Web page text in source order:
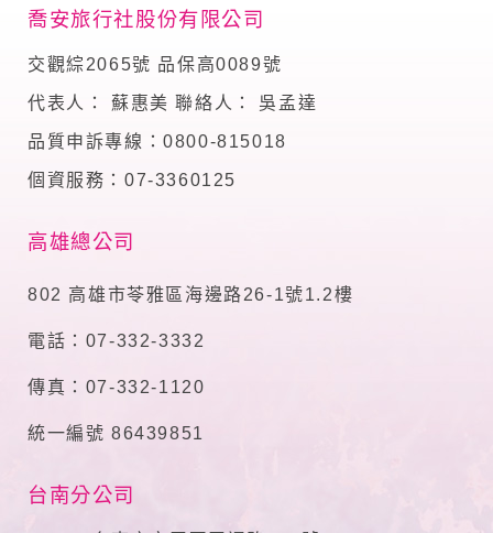
設備的 IP 位址、使用時間、使用的瀏覽器、瀏覽及點選資料記
用，決不對外公布。
為提供精確的服務，我們會將收集的問卷調查內容進行統計與
分析，分析結果之統計數據或說明文字呈現，除供內部研究
外，我們會視需要公佈統計數據及說明文字，但不涉及特定個
除非取得您的同意或其他法令之特別規定，本網站絕不會將您
贈獎時，本網站會收集您的個人識別資料，本網站也可以從商
當客戶在本網站註冊時，我們會取得您的姓名、電話、住址、
當您註冊成功，並登入使用我們的服務後，我們即取得您的資
料。註冊時，本網站取得您的姓名、電話、住址、身份證字
號、電子郵件、出生日期、性別、行業等相關資料，當您註冊
成功，並登入使用我們的服務後，本網站即取得您的資料。
其他除了上述，會保留您在上網瀏覽或查詢時，伺服器自行產
生的相關記錄，包括您使用連線設備的 IP 位址、使用時間、使
的瀏覽器予以標示，歸納使用者瀏覽器在本網站內部所瀏覽的
網頁，除非您願意告知您的個人資料，否則本網站不會也無法
喬安旅行社股份有限公司
交觀綜2065號 品保高0089號
代表人： 蘇惠美 聯絡人： 吳孟達
品質申訴專線：0800-815018
個資服務：07-3360125
高雄總公司
802 高雄市苓雅區海邊路26-1號1.2樓
電話：07-332-3332
傳真：07-332-1120
統一編號 86439851
台南分公司